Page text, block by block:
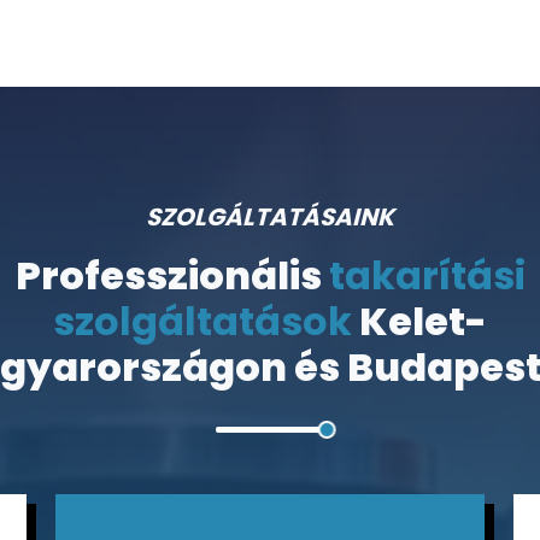
SZOLGÁLTATÁSAINK
Professzionálistakarítási
szolgáltatásokKelet-
és